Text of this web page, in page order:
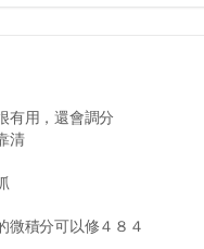
有用，還會調分
清
微積分可以修４８４